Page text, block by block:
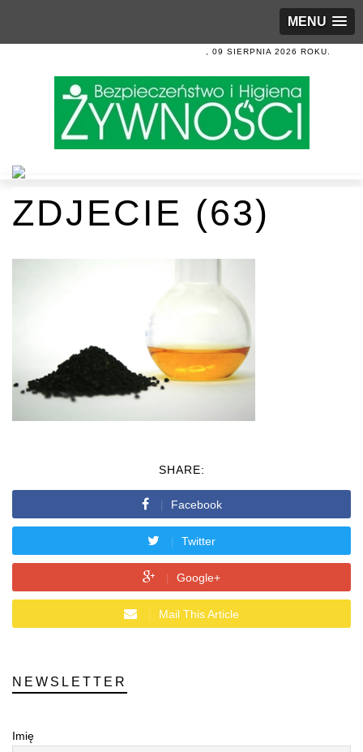
MENU
, 09 SIERPNIA 2026 ROKU.
ZDJECIE (63)
SHARE:
Facebook
Twitter
Google+
Mail This Article
NEWSLETTER
Imię